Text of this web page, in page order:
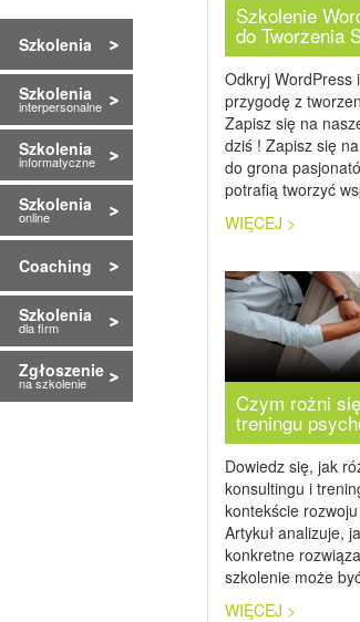
Szkolenie
do Tworzenia
Odkryj WordPress
przygodę z
Zapisz się na
dziś ! Zapisz się
do grona
potrafią tworzyć
WIĘCEJ >
Czym rożni
treningu
Dowiedz się, jak
konsultingu i
kontekście
Artykuł analizuje,
konkretne
szkolenie może
WIĘCEJ >
Szkolenia
Szkolenia
interpersonalne
Szkolenia
informatyczne
Szkolenia
online
Coaching
Szkolenia
dla firm
Zgłoszenie
na szkolenie